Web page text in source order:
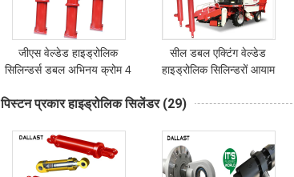
जीएस वेल्डेड हाइड्रोलिक
सिलिन्डर्स डबल अभिनय क्रोम 4
सील डबल एक्टिंग वेल्डेड
हाइड्रोलिक सिलिन्डरों आयाम
पिस्टन प्रकार हाइड्रोलिक सिलेंडर (29)